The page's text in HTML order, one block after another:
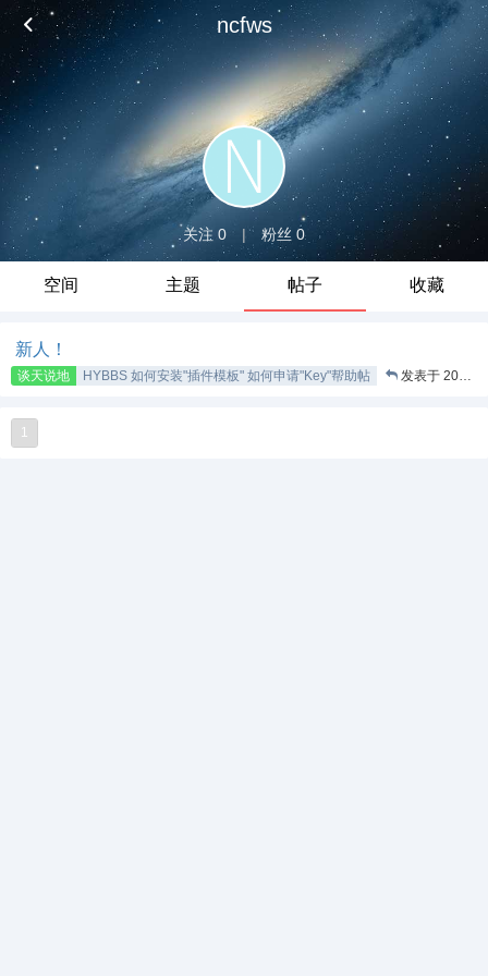
ncfws
关注 0 | 粉丝 0
空间 主题 帖子 收藏
新人！
谈天说地 HYBBS 如何安装"插件模板" 如何申请"Key"帮助帖 发表于 2017-9-10
1